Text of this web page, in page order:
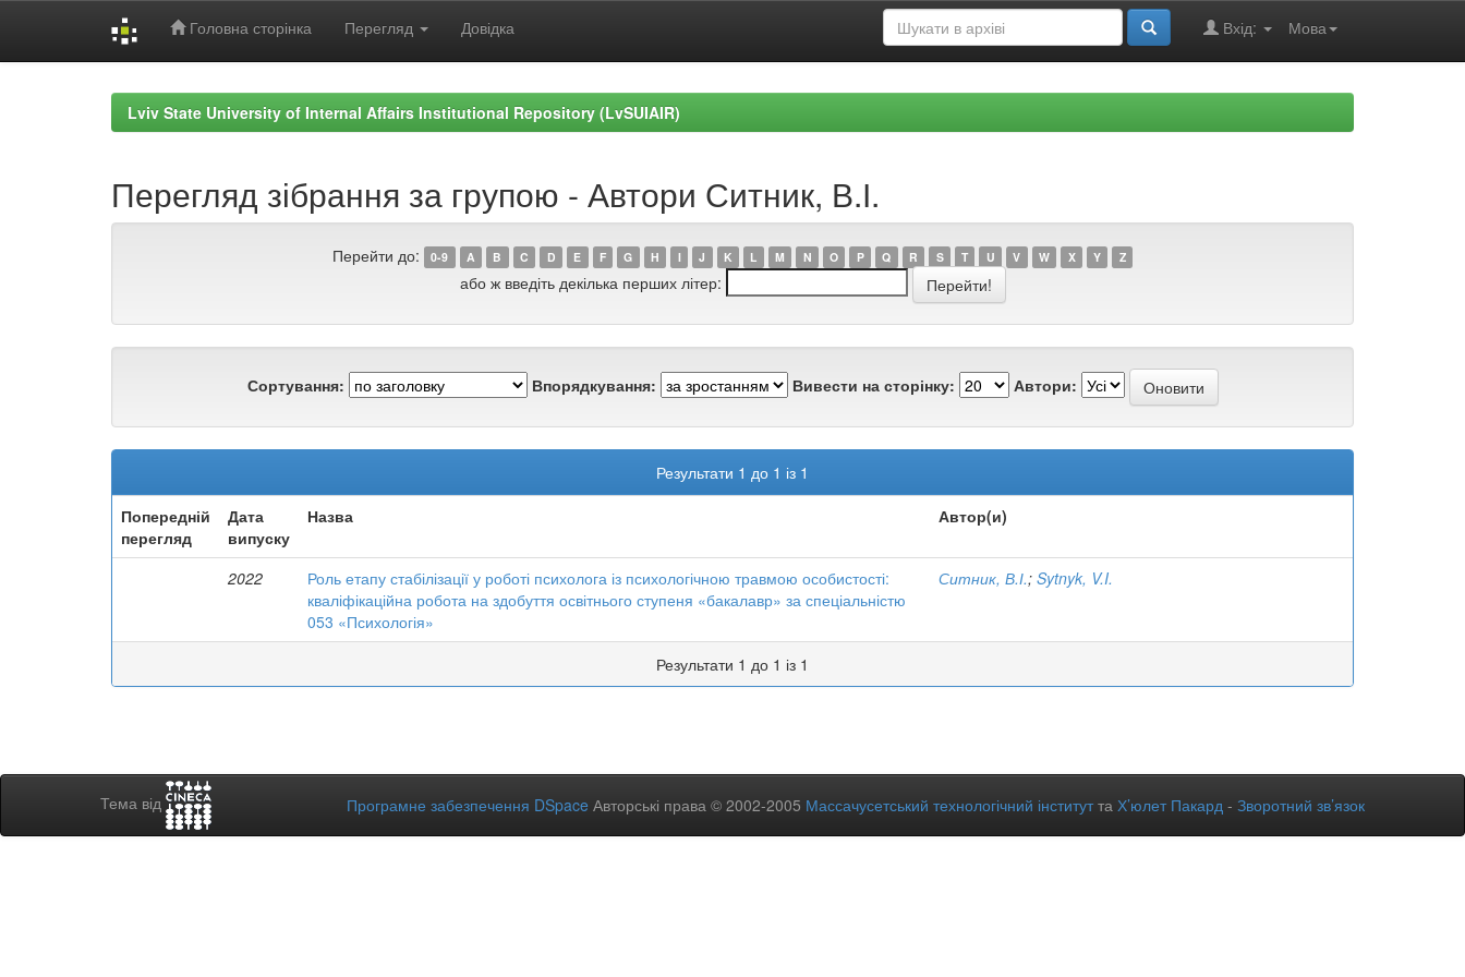
Головна сторінка Перегляд Довідка Мова
Вхід:
Lviv State University of Internal Affairs Institutional Repository (LvSUIAIR)
Перегляд зібрання за групою - Автори Ситник, В.І.
Перейти до: 0-9 A B C D E F G H I J K L M N O P Q R S T U V W X Y Z
або ж введіть декілька перших літер:
Сортування: Впорядкування: Вивести на сторінку: Автори:
Результати 1 до 1 із 1
Попередній
перегляд
Дата
випуску
Назва Автор(и)
2022
Роль етапу стабілізації у роботі психолога із психологічною травмою особистості:
кваліфікаційна робота на здобуття освітнього ступеня «бакалавр» за спеціальністю
053 «Психологія»
Ситник, В.І.; Sytnyk, V.I.
Результати 1 до 1 із 1
Тема від Програмне забезпечення DSpace Авторські права © 2002-2005 Массачусетський технологічний інститутта Х’юлет Пакард - Зворотний зв’язок